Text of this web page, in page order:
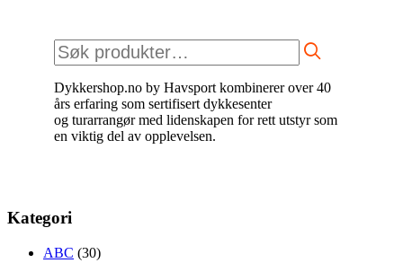
Søk
etter:
Dykkershop.no by Havsport kombinerer over 40
års erfaring som sertifisert dykkesenter
og turarrangør med lidenskapen for rett utstyr som
en viktig del av opplevelsen.
Kategori
ABC (30)